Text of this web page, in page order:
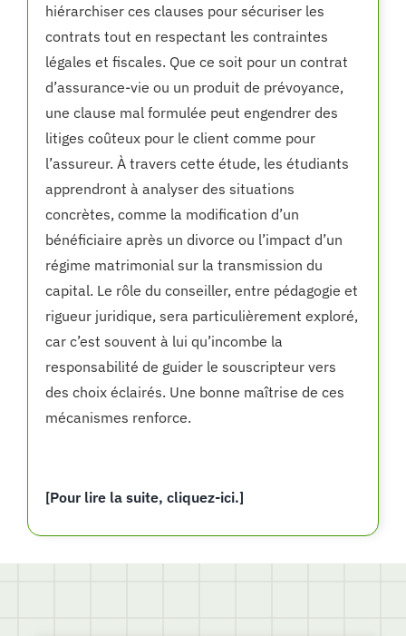
hiérarchiser ces clauses pour sécuriser les
contrats tout en respectant les contraintes
légales et fiscales. Que ce soit pour un contrat
d’assurance-vie ou un produit de prévoyance,
une clause mal formulée peut engendrer des
litiges coûteux pour le client comme pour
l’assureur. À travers cette étude, les étudiants
apprendront à analyser des situations
concrètes, comme la modification d’un
bénéficiaire après un divorce ou l’impact d’un
régime matrimonial sur la transmission du
capital. Le rôle du conseiller, entre pédagogie et
rigueur juridique, sera particulièrement exploré,
car c’est souvent à lui qu’incombe la
responsabilité de guider le souscripteur vers
des choix éclairés. Une bonne maîtrise de ces
mécanismes renforce.
[Pour lire la suite, cliquez-ici.]